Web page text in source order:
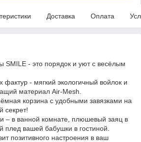
Доставка Оплата
SMILE - это порядок и уют с весёлым
фактур - мягкий экологичный войлок и
материал Air-Mesh.
корзина с удобными завязками на
секрет!
– в ванной комнате, плюшевый заяц в
плед вашей бабушки в гостиной.
позитивного настроения в ваш